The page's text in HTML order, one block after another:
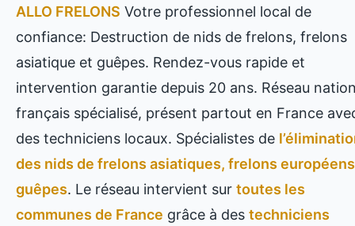
ALLO FRELONS Votre professionnel local de
confiance: Destruction de nids de frelons, frelons
asiatique et guêpes. Rendez-vous rapide et
intervention garantie depuis 20 ans. Réseau
français spécialisé, présent partout en France
des techniciens locaux. Spécialistes de
des nids de frelons asiatiques, frelons
guêpes. Le réseau intervient sur toutes les
communes de France grâce à des techniciens